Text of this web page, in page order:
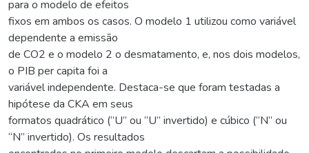
para o modelo de efeitos
fixos em ambos os casos. O modelo 1 utilizou como variável
dependente a emissão
de CO2 e o modelo 2 o desmatamento, e, nos dois modelos,
o PIB per capita foi a
variável independente. Destaca-se que foram testadas a
hipótese da CKA em seus
formatos quadrático (“U” ou “U” invertido) e cúbico (“N” ou
“N” invertido). Os resultados